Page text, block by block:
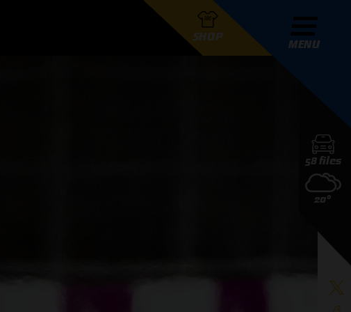
SHOP
MENU
58 files
20°